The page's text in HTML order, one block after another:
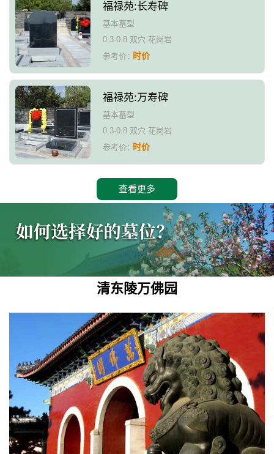
福禄苑:长寿碑
基本墓型
0.3-0.8 双穴 花岗岩
参考价：时价
福禄苑:万寿碑
基本墓型
0.3-0.8 双穴 花岗岩
参考价：时价
查看更多
清东陵万佛园